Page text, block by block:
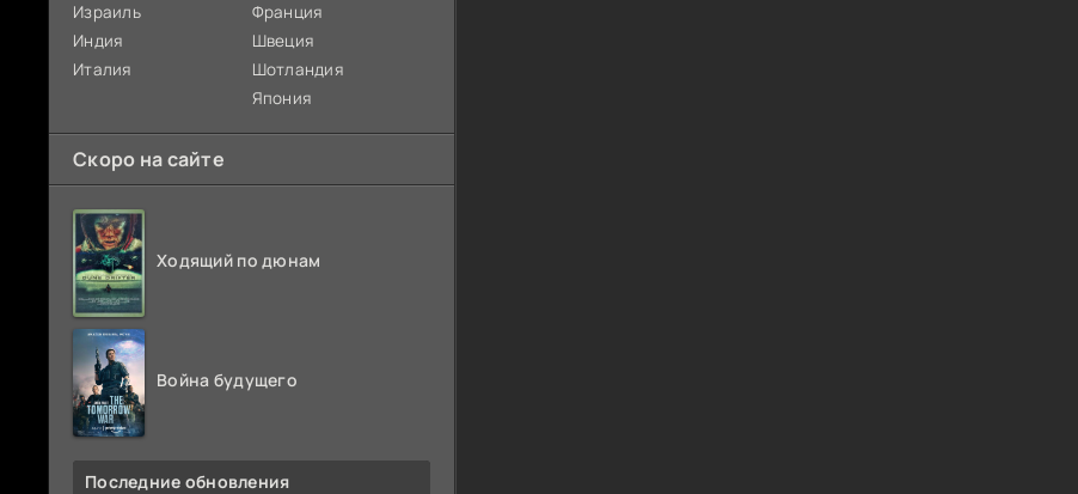
Израиль
Индия
Италия
Франция
Швеция
Шотландия
Япония
Скоро на сайте
Ходящий по дюнам
Война будущего
Последние обновления